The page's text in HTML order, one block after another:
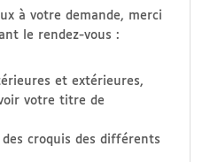
à votre demande, merci
le rendez-vous :
et extérieures,
votre titre de
croquis des différents